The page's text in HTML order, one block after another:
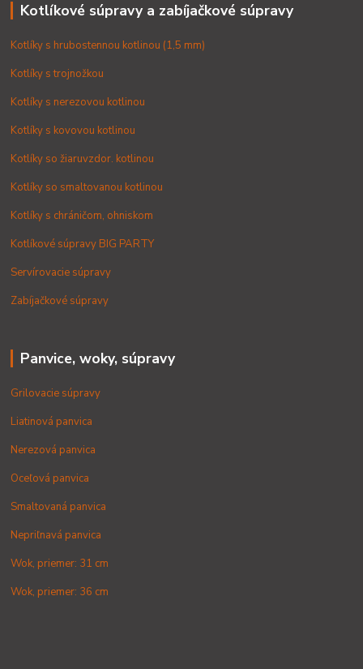
Kotlíkové súpravy a zabíjačkové súpravy
Kotlíky s hrubostennou kotlinou (1,5 mm)
Kotlíky s trojnožkou
Kotlíky s nerezovou kotlinou
Kotlíky s kovovou kotlinou
Kotlíky so žiaruvzdor. kotlinou
Kotlíky so smaltovanou kotlinou
Kotlíky s chráničom, ohniskom
Kotlíkové súpravy BIG PARTY
Servírovacie súpravy
Zabíjačkové súpravy
Panvice, woky, súpravy
Grilovacie súpravy
Liatinová panvica
Nerezová panvica
Oceľová panvica
Smaltovaná panvica
Nepriľnavá panvica
Wok, priemer: 31 cm
Wok, priemer: 36 cm